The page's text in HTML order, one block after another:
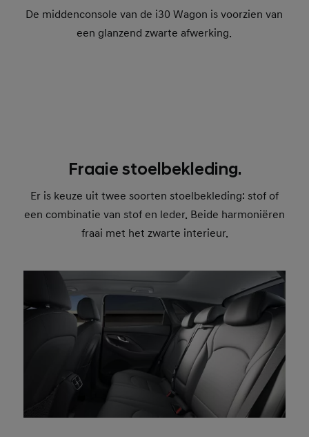
De middenconsole van de i30 Wagon is voorzien van
een glanzend zwarte afwerking.
Fraaie stoelbekleding.
Er is keuze uit twee soorten stoelbekleding: stof of
een combinatie van stof en leder. Beide harmoniëren
fraai met het zwarte interieur.